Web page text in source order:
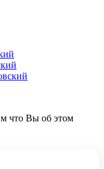
что Вы об этом